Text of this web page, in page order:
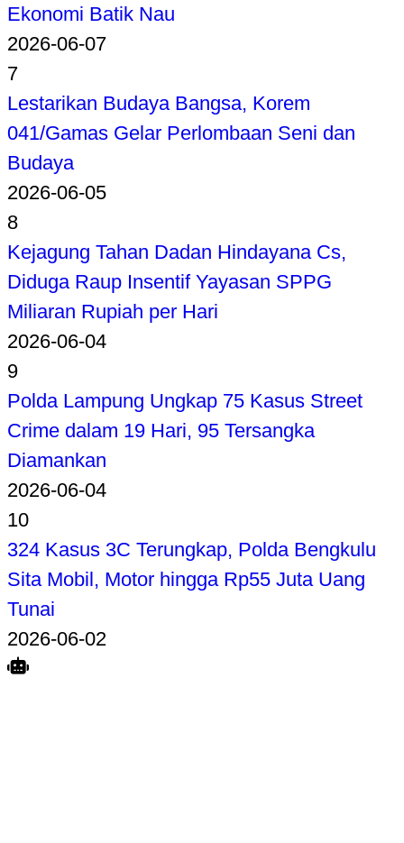
Ekonomi Batik Nau
2026-06-07
7
Lestarikan Budaya Bangsa, Korem
041/Gamas Gelar Perlombaan Seni dan
Budaya
2026-06-05
8
Kejagung Tahan Dadan Hindayana Cs,
Diduga Raup Insentif Yayasan SPPG
Miliaran Rupiah per Hari
2026-06-04
9
Polda Lampung Ungkap 75 Kasus Street
Crime dalam 19 Hari, 95 Tersangka
Diamankan
2026-06-04
10
324 Kasus 3C Terungkap, Polda Bengkulu
Sita Mobil, Motor hingga Rp55 Juta Uang
Tunai
2026-06-02